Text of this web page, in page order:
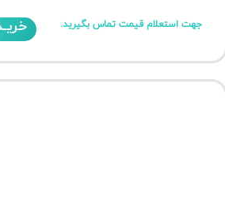
جهت استعلام قیمت تماس بگیرید.